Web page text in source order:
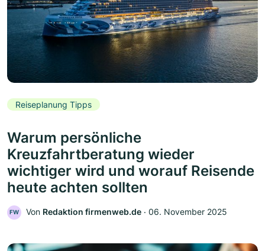
Reiseplanung Tipps
Warum persönliche
Kreuzfahrtberatung wieder
wichtiger wird und worauf Reisende
heute achten sollten
FW Von Redaktion firmenweb.de ‧ 06. November 2025